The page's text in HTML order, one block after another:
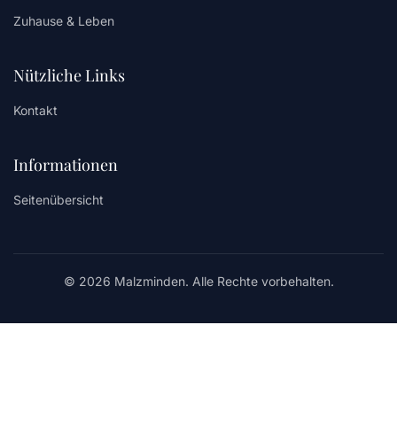
Zuhause & Leben
Nützliche Links
Kontakt
Informationen
Seitenübersicht
© 2026 Malzminden. Alle Rechte vorbehalten.